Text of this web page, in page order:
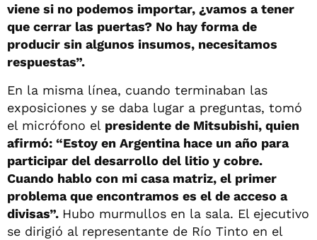
viene si no podemos importar, ¿vamos a tener
que cerrar las puertas? No hay forma de
producir sin algunos insumos, necesitamos
respuestas”.
En la misma línea, cuando terminaban las
exposiciones y se daba lugar a preguntas, tomó
el micrófono el presidente de Mitsubishi, quien
afirmó: “Estoy en Argentina hace un año para
participar del desarrollo del litio y cobre.
Cuando hablo con mi casa matriz, el primer
problema que encontramos es el de acceso a
divisas”. Hubo murmullos en la sala. El ejecutivo
se dirigió al representante de Río Tinto en el